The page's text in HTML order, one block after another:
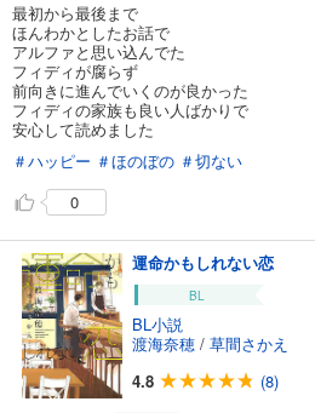
最初から最後まで
ほんわかとしたお話で
アルファと思い込んでた
フィディが腐らず
前向きに進んでいくのが良かった
フィディの家族も良い人ばかりで
安心して読めました
＃ハッピー ＃ほのぼの ＃切ない
0
運命かもしれない恋
BL
BL小説
渡海奈穂 / 草間さかえ
4.8
(8)